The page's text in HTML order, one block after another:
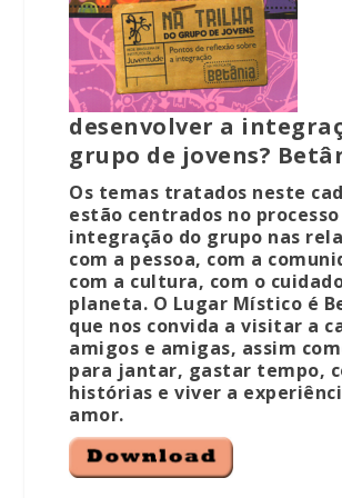
desenvolver a
grupo de jovens?
Os temas tratados neste
estão centrados no processo
integração do grupo nas
com a pessoa, com a
com a cultura, com o
planeta. O Lugar Místico é
que nos convida a visitar a
amigos e amigas, assim
para jantar, gastar tempo,
histórias e viver a
amor.